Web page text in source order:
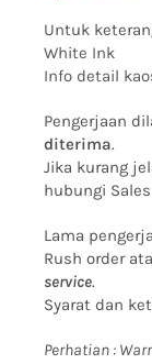
Untuk
White Ink
Info detail
Pengerjaan
diterima.
Jika kurang
hubungi
Lama
Rush order
service.
Syarat dan
Perhatian :